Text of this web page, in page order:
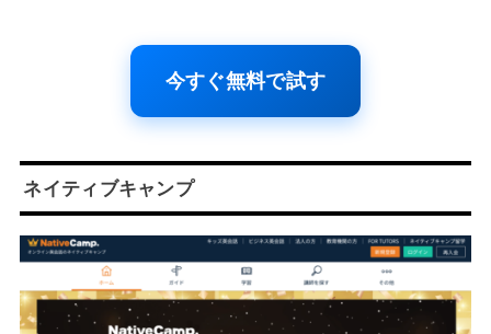
今すぐ無料で試す
ネイティブキャンプ